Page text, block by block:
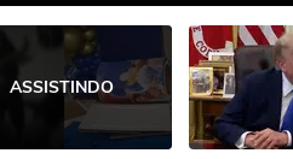
ASSISTINDO